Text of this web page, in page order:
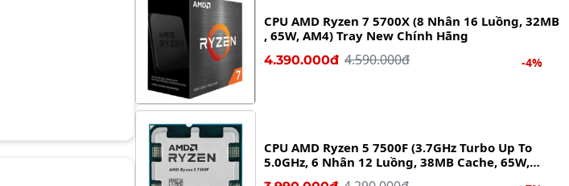
CPU AMD Ryzen 7 5700X (8 Nhân 16 Luồng, 32MB
, 65W, AM4) Tray New Chính Hãng
4.390.000đ 4.590.000đ -4%
CPU AMD Ryzen 5 7500F (3.7GHz Turbo Up To
5.0GHz, 6 Nhân 12 Luồng, 38MB Cache, 65W,